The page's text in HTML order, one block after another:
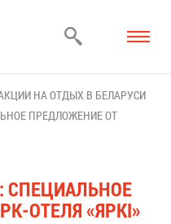
НА ОТ­ДЫХ В БЕ­ЛА­РУ­СИ
ПРЕД­ЛО­ЖЕ­НИЕ ОТ
СПЕ­ЦИ­АЛЬ­НОЕ
ОТЕ­ЛЯ «ЯРKI»